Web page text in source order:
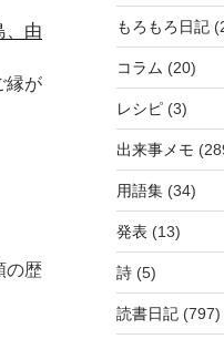
、由
縁が
の歴
もろもろ日記
コラム (20)
レシピ(3)
出来事メモ
用語集(34)
発表 (13)
詩(5)
読書日記(797)